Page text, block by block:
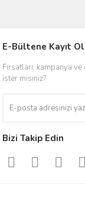
E-Bültene Kayıt
Fırsatları, kampanya
ister misiniz?
Bizi Takip Edin